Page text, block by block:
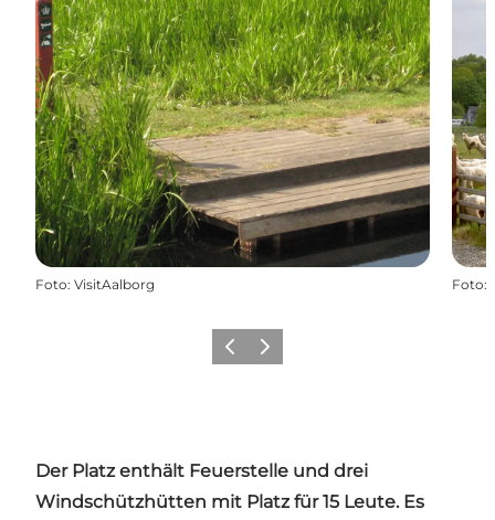
Foto: VisitAalborg Foto:
ZurückWeiter
Der Platz enthält Feuerstelle und drei
Windschützhütten mit Platz für 15 Leute. Es